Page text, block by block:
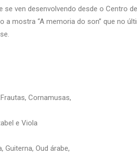
ven desenvolvendo desde o Centro
mostra “A memoria do son” que no
Cornamusas,
e Viola
Guiterna, Oud árabe,